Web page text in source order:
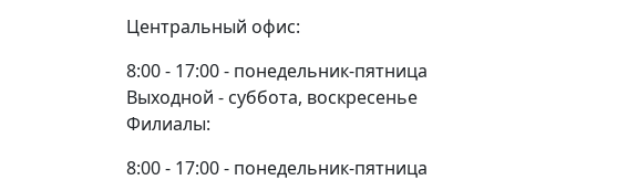
Центральный офис:
8:00 - 17:00 - понедельник-пятница
Выходной - суббота, воскресенье
Филиалы:
8:00 - 17:00 - понедельник-пятница